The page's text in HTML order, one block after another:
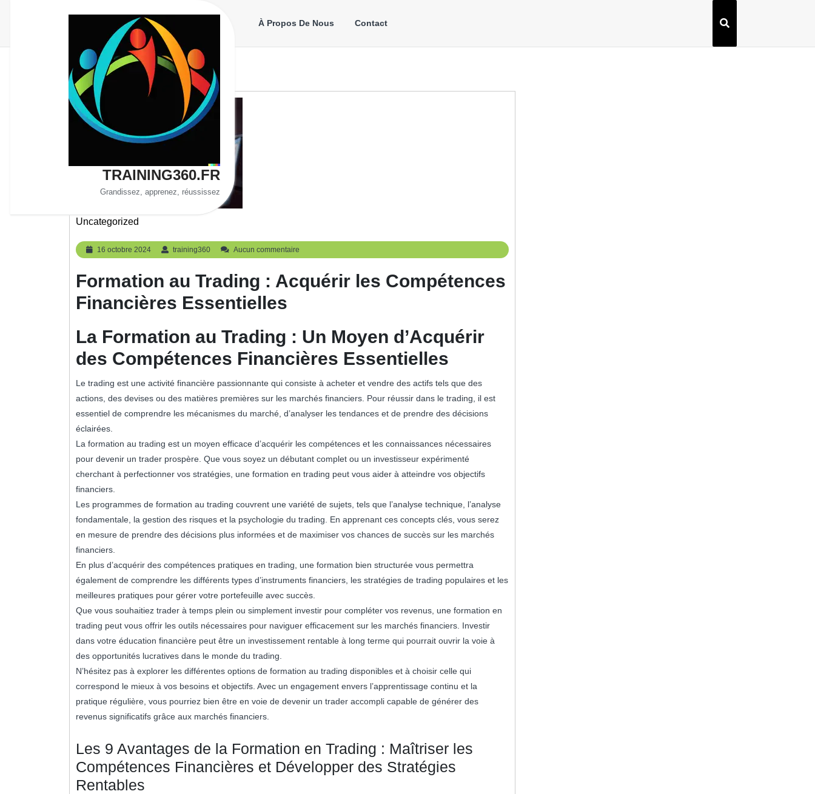
TRAINING360.FR
Grandissez, apprenez, réussissez
À Propos De Nous Contact
Uncategorized
16 octobre 2024
16
octobre
training360 training360
Aucun commentaire
Formation au Trading : Acquérir les Compétences
Financières Essentielles
La Formation au Trading : Un Moyen d’Acquérir
des Compétences Financières Essentielles
Le trading est une activité financière passionnante qui consiste à acheter et vendre des actifs tels que des
actions, des devises ou des matières premières sur les marchés financiers. Pour réussir dans le trading, il est
essentiel de comprendre les mécanismes du marché, d’analyser les tendances et de prendre des décisions
éclairées.
La formation au trading est un moyen efficace d’acquérir les compétences et les connaissances nécessaires
pour devenir un trader prospère. Que vous soyez un débutant complet ou un investisseur expérimenté
cherchant à perfectionner vos stratégies, une formation en trading peut vous aider à atteindre vos objectifs
financiers.
Les programmes de formation au trading couvrent une variété de sujets, tels que l’analyse technique, l’analyse
fondamentale, la gestion des risques et la psychologie du trading. En apprenant ces concepts clés, vous serez
en mesure de prendre des décisions plus informées et de maximiser vos chances de succès sur les marchés
financiers.
En plus d’acquérir des compétences pratiques en trading, une formation bien structurée vous permettra
également de comprendre les différents types d’instruments financiers, les stratégies de trading populaires et les
meilleures pratiques pour gérer votre portefeuille avec succès.
Que vous souhaitiez trader à temps plein ou simplement investir pour compléter vos revenus, une formation en
trading peut vous offrir les outils nécessaires pour naviguer efficacement sur les marchés financiers. Investir
dans votre éducation financière peut être un investissement rentable à long terme qui pourrait ouvrir la voie à
des opportunités lucratives dans le monde du trading.
N’hésitez pas à explorer les différentes options de formation au trading disponibles et à choisir celle qui
correspond le mieux à vos besoins et objectifs. Avec un engagement envers l’apprentissage continu et la
pratique régulière, vous pourriez bien être en voie de devenir un trader accompli capable de générer des
revenus significatifs grâce aux marchés financiers.
Les 9 Avantages de la Formation en Trading : Maîtriser les
Compétences Financières et Développer des Stratégies
Rentables